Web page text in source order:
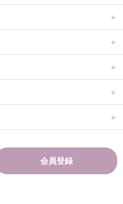
会員登録